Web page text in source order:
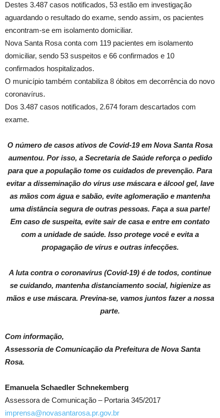
Destes 3.487 casos notificados, 53 estão em investigação
aguardando o resultado do exame, sendo assim, os pacientes
encontram-se em isolamento domiciliar.
Nova Santa Rosa conta com 119 pacientes em isolamento
domiciliar, sendo 53 suspeitos e 66 confirmados e 10
confirmados hospitalizados.
O município também contabiliza 8 óbitos em decorrência do novo
coronavírus.
Dos 3.487 casos notificados, 2.674 foram descartados com
exame.
O número de casos ativos de Covid-19 em Nova Santa Rosa
aumentou. Por isso, a Secretaria de Saúde reforça o pedido
para que a população tome os cuidados de prevenção. Para
evitar a disseminação do vírus use máscara e álcool gel, lave
as mãos com água e sabão, evite aglomeração e mantenha
uma distância segura de outras pessoas. Faça a sua parte!
Em caso de suspeita, evite sair de casa e entre em contato
com a unidade de saúde. Isso protege você e evita a
propagação de vírus e outras infecções.
A luta contra o coronavírus (Covid-19) é de todos, continue
se cuidando, mantenha distanciamento social, higienize as
mãos e use máscara. Previna-se, vamos juntos fazer a nossa
parte.
Com informação,
Assessoria de Comunicação da Prefeitura de Nova Santa
Rosa.
Emanuela Schaedler Schnekemberg
Assessora de Comunicação – Portaria 345/2017
imprensa@novasantarosa.pr.gov.br